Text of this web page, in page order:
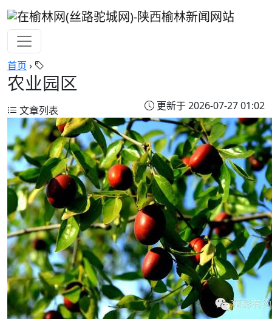
首页 ›
农业园区
更新于 2026-07-27 01:02
文章列表